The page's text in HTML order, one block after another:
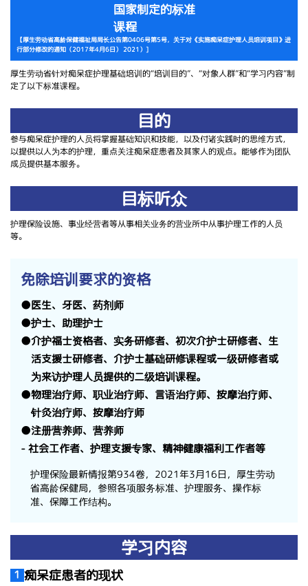
国家制定的标准
课程
【厚生劳动省高龄保健福祉局局长公告第0406号第5号，关于对《实施痴呆症护理人员培训项目》进
行部分修改的通知（2017年4月6日） 2021）]
厚生劳动省针对痴呆症护理基础培训的“培训目的”、“对象人群”和“学习内容”制
定了以下标准课程。
目的
参与痴呆症护理的人员将掌握基础知识和技能，以及付诸实践时的思维方式，
以提供以人为本的护理，重点关注痴呆症患者及其家人的观点。能够作为团队
成员提供基本服务。
目标听众
护理保险设施、事业经营者等从事相关业务的营业所中从事护理工作的人员
等。
免除培训要求的资格
●医生、牙医、药剂师
●护士、助理护士
●介护福士资格者、实务研修者、初次介护士研修者、生
活支援士研修者、介护士基础研修课程或一级研修者或
为来访护理人员提供的二级培训课程。
●物理治疗师、职业治疗师、言语治疗师、按摩治疗师、
针灸治疗师、按摩治疗师
●注册营养师、营养师
- 社会工作者、护理支援专家、精神健康福利工作者等
护理保险最新情报第934卷，2021年3月16日，厚生劳动
省高龄保健局，参照各项服务标准、护理服务、操作标
准、保障工作结构。
学习内容
1 痴呆症患者的现状